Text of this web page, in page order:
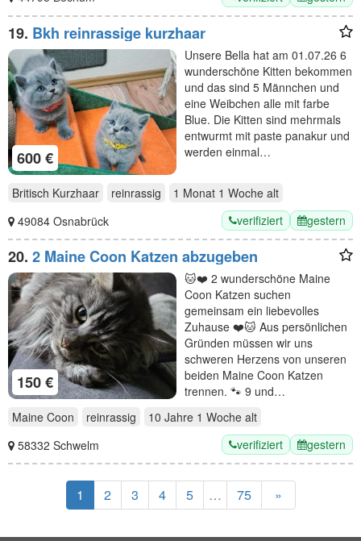
19. Bkh reinrassige kurzhaar
600 €
Unsere Bella hat am 01.07.26 6
wunderschöne Kitten bekommen
und das sind 5 Männchen und
eine Weibchen alle mit farbe
Blue. Die Kitten sind mehrmals
entwurmt mit paste panakur und
werden einmal…
Britisch Kurzhaar reinrassig 1 Monat 1 Woche alt
49084 Osnabrück
verifiziert gestern
20. 2 Maine Coon Katzen abzugeben
150 €
🐱❤️ 2 wunderschöne Maine
Coon Katzen suchen
gemeinsam ein liebevolles
Zuhause ❤️🐱 Aus persönlichen
Gründen müssen wir uns
schweren Herzens von unseren
beiden Maine Coon Katzen
trennen. 🐾 9 und…
Maine Coon
reinrassig 10 Jahre 1 Woche alt
58332 Schwelm
verifiziert gestern
1 2 3 4 5 … 75 »